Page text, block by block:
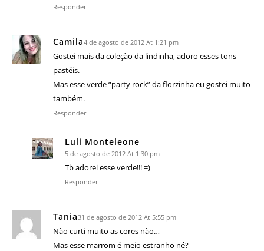
Responder
Camila4 de agosto de 2012 At 1:21 pm
Gostei mais da coleção da lindinha, adoro esses tons
pastéis.
Mas esse verde “party rock” da florzinha eu gostei muito
também.
Responder
Luli Monteleone
5 de agosto de 2012 At 1:30 pm
Tb adorei esse verde!!! =)
Responder
Tania 31 de agosto de 2012 At 5:55 pm
Não curti muito as cores não…
Mas esse marrom é meio estranho né?